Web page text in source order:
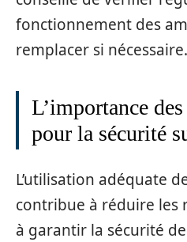
fonctionnement des
remplacer si nécessaire.
L’importance
pour la sécurité
L’utilisation adéquate
contribue à réduire les
à garantir la sécurité de